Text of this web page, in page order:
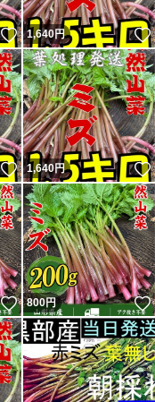
いいね！
1,640円
いいね！
1,640円
いいね！
800円